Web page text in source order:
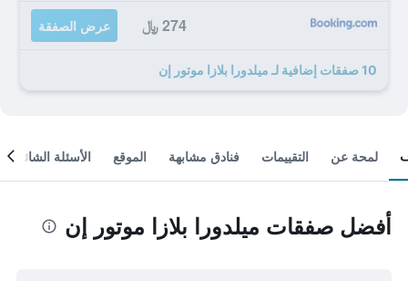
274 ﷼ عرض الصفقة
10 صفقات إضافية لـ ميلدورا بلازا موتور إن
لمحة عن التقييمات فنادق مشابهة الموقع الأسئلة الشائعة
أفضل صفقات ميلدورا بلازا موتور إن